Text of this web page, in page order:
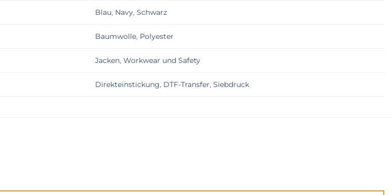
Blau, Navy,Schwarz
Baumwolle, Polyester
Jacken,Workwear und Safety
Direkteinstickung, DTF-Transfer,Siebdruck